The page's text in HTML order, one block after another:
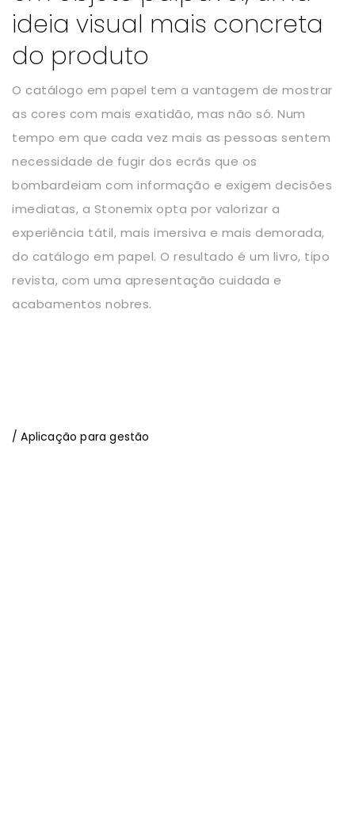
ideia visual mais concreta
do produto
O catálogo em papel tem a vantagem de mostrar
as cores com mais exatidão, mas não só. Num
tempo em que cada vez mais as pessoas sentem
necessidade de fugir dos ecrãs que os
bombardeiam com informação e exigem decisões
imediatas, a Stonemix opta por valorizar a
experiência tátil, mais imersiva e mais demorada,
do catálogo em papel. O resultado é um livro, tipo
revista, com uma apresentação cuidada e
acabamentos nobres.
/ Aplicação para gestão